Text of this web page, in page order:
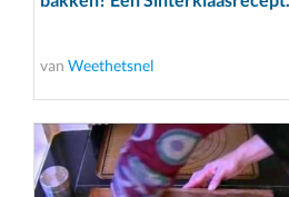
van Weethetsnel